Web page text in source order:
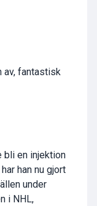
av, fantastisk
bli en injektion
han nu gjort
under
i NHL,